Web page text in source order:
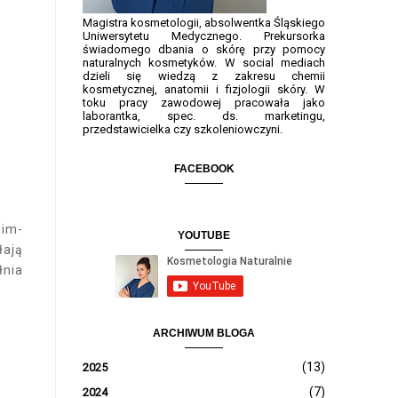
Magistra kosmetologii, absolwentka Śląskiego
Uniwersytetu Medycznego. Prekursorka
świadomego dbania o skórę przy pomocy
naturalnych kosmetyków. W social mediach
dzieli się wiedzą z zakresu chemii
kosmetycznej, anatomii i fizjologii skóry. W
toku pracy zawodowej pracowała jako
laborantka, spec. ds. marketingu,
przedstawicielka czy szkoleniowczyni.
FACEBOOK
YOUTUBE
ARCHIWUM BLOGA
2025 (13)
2024 (7)